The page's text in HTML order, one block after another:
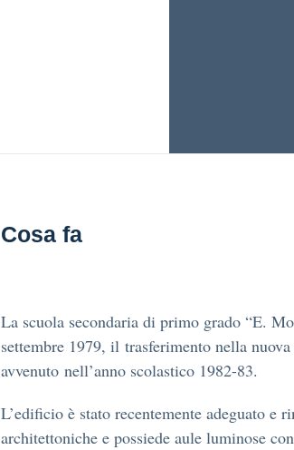
Cosa fa
La scuola secondaria di primo grado “E.
settembre 1979, il trasferimento nella
avvenuto nell’anno scolastico 1982-83.
L’edificio è stato recentemente adeguato e
architettoniche e possiede aule luminose